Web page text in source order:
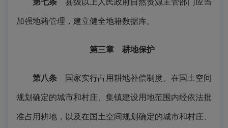
第七条 县级以上人民政府自然资源主管部门应当
加强地籍管理，建立健全地籍数据库。
第三章 耕地保护
第八条 国家实行占用耕地补偿制度。在国土空间
规划确定的城市和村庄、集镇建设用地范围内经依法批
准占用耕地，以及在国土空间规划确定的城市和村庄、